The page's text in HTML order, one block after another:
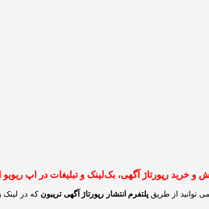
و خرید رپورتاژ آگهی، بک‌لینک و تبلیغات در اپ ریویو
توانید از طریق پلتفرم انتشار رپورتاژ آگهی تریبونکه در